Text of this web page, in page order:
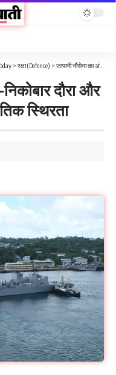
> रक्षा (Defence) > जापानी नौसेना का अंडमान-निकोबार दौरा और हिंद-प्रशांत क्षेत्र की रणनीतिक स्थिरता
दौरा और
स्थिरता